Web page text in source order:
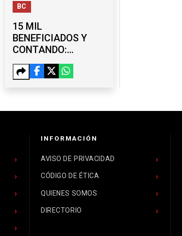
BC
15 MIL
BENEFICIADOS Y
CONTANDO:
AVANZA ‘TIJUANA:
CIUDAD LIMPIA’
INFORMACIÓN
AVISO DE PRIVACIDAD
CÓDIGO DE ÉTICA
QUIENES SOMOS
DIRECTORIO